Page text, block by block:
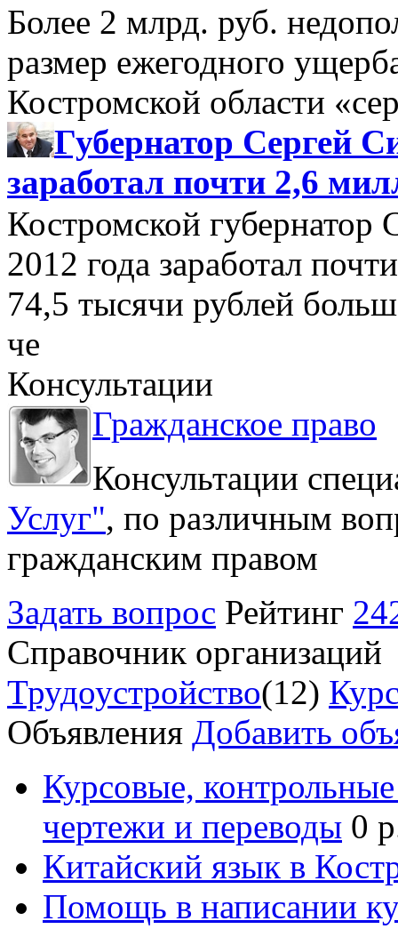
Более 2 млрд. руб.
размер ежегодного
Костромской области
Губернатор Сергей
заработал почти 2,6
Костромской губернатор
2012 года заработал
74,5 тысячи рублей
че
Консультации
Гражданское право
Консультации
Услуг", по различным
гражданским правом
Задать вопрос Рейтинг
Справочник организаций
Трудоустройство(12)
Объявления Добавить
Курсовые,
чертежи и переводы 0
Китайский язык в
Помощь в написании